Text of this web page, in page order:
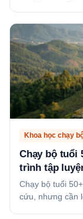
Khoa học chạy
Chạy bộ tuổi
trình tập
Chạy bộ tuổi
cứu, nhưng cần